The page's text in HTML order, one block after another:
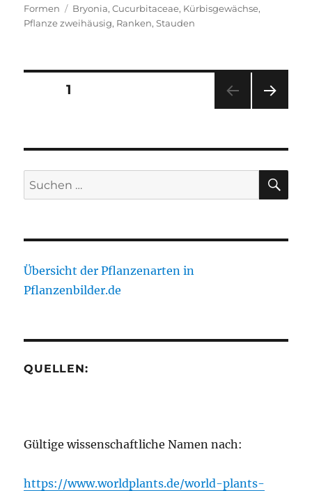
Formen
Schlagwörter
Bryonia,Cucurbitaceae, Kürbisgewächse,
Pflanze zweihäusig, Ranken,Stauden
Seitennummerierung
Beiträge
SEITE1
E
Suche
nach:
Übersicht der Pflanzenarten in
Pflanzenbilder.de
QUELLEN:
Gültige wissenschaftliche Namen nach:
https://www.worldplants.de/world-plants-